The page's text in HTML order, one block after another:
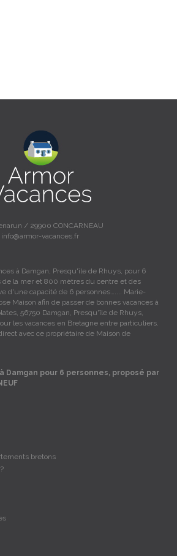
/ 29900 CONCARNEAU
info@armor-vacances.fr
à Damgan, Presqu'île de Rhuys, pour 6
de la mer et 800 mètres du centre et des
d'une capacité de 6 personnes….... Marie-
Maison afin de passer de bonnes vacances à
56750 Damgan, Presqu'île de Rhuys,
les vacances en Bretagne entre particuliers.
avec ce propriétaire de Maison de
Damgan pour 6 personnes, proposé par
bretons